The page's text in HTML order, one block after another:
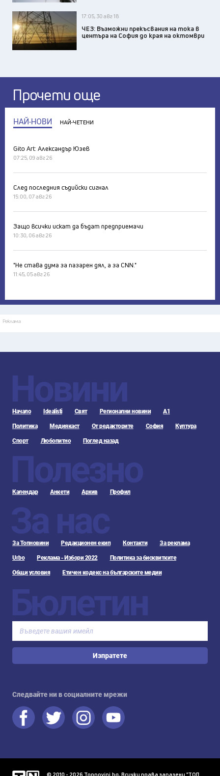
17:05, 30 авг 18
ЧЕЗ: Възможни прекъсвания на тока в
центъра на София до края на октомври
Прочети още
НАЙ-НОВИ НАЙ-ЧЕТЕНИ
Gito Art: Александър Юзев
07:25, 09 авг 26
След последния съдийски сигнал
15:00, 07 авг 26
Защо всички искат да бъдат предприемачи
10:30, 06 авг 26
"Не става дума за пазарен дял, а за CNN."
11:45, 05 авг 26
Реклама
Новини
Начало Idealisti Свят Регионални новини А1
Политика Медиякаст От редакторите София Култура
Спорт Любопитно Поглед назад
Полезно
Календар Анкети Архив Профил
За нас
За Топновини Редакционен екип Контакти За реклама
Urbo Реклама - Избори 2022 Политика за бисквитките
Общи условия Етичен кодекс на българските медии
Бюлетин
Изпратете
Следвайте ни в социалните мрежи
© 2010 - 2026 Topnovini.bg, Всички права запазени "ТОП